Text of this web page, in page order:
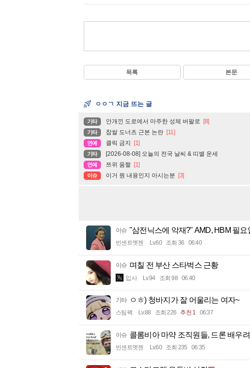
목록 본문
ㅇㅇㄱ 지금 뜨는 글
기타 안개낀 도로에서 마주한 성체 버팔로 [8]
기타 찹쌀 도너츠 근본 논란 [11]
연예 클릭 금지 [1]
기타 [2026-08-08] 오늘의 전국 날씨 & 띠별 운세
연예 쯔위 움짤 [1]
이슈 이거 뭔 내용인지 아시는분 [3]
이슈 "삼전닉스에 악재?" AMD, HBM 필요
빈센트멧젠 Lv.60 조회 36 06:40
이슈 며칠 전 부산 스타벅스 근황
입사 Lv.94 조회 98 06:40
기타 ㅇㅎ) 청바지가 잘 어울리는 여자~
스팀팩 Lv.88 조회 226 추천 1 06:37
이슈 콜롬비아 마약 조직원들, 드론 배우
빈센트멧젠 Lv.60 조회 235 06:35